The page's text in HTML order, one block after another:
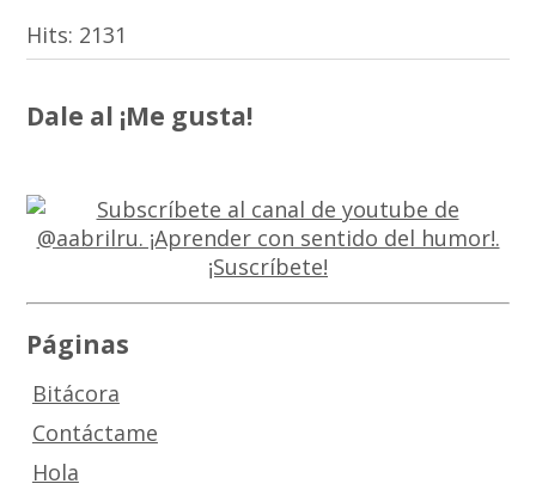
Hits: 2131
Dale al ¡Me gusta!
Páginas
Bitácora
Contáctame
Hola